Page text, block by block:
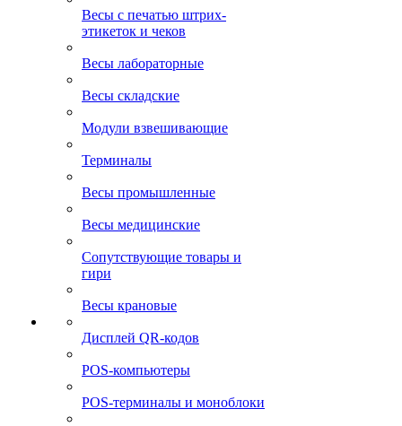
Весы с печатью штрих-
этикеток и чеков
Весы лабораторные
Весы складские
Модули взвешивающие
Терминалы
Весы промышленные
Весы медицинские
Сопутствующие товары и
гири
Весы крановые
Дисплей QR-кодов
POS-компьютеры
POS-терминалы и моноблоки